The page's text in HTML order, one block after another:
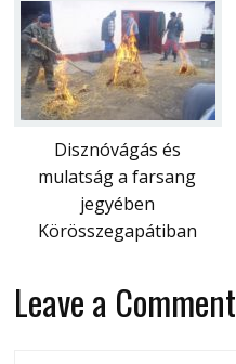
Disznóvágás és
mulatság a farsang
jegyében
Körösszegapátiban
Leave a Comment